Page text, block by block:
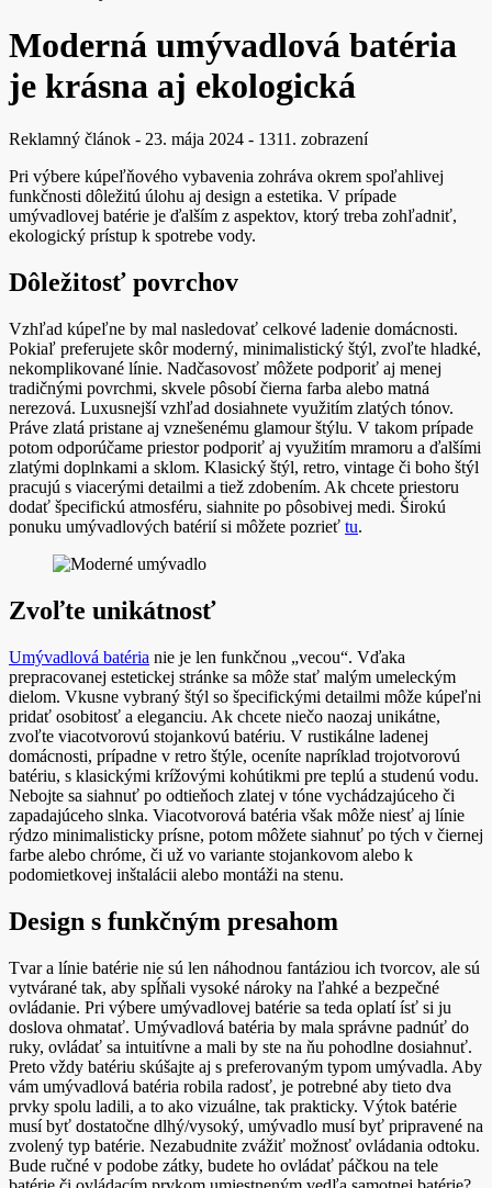
Moderná umývadlová batéria
je krásna aj ekologická
Reklamný článok - 23. mája 2024 - 1311. zobrazení
Pri výbere kúpeľňového vybavenia zohráva okrem spoľahlivej
funkčnosti dôležitú úlohu aj design a estetika. V prípade
umývadlovej batérie je ďalším z aspektov, ktorý treba zohľadniť,
ekologický prístup k spotrebe vody.
Dôležitosť povrchov
Vzhľad kúpeľne by mal nasledovať celkové ladenie domácnosti.
Pokiaľ preferujete skôr moderný, minimalistický štýl, zvoľte hladké,
nekomplikované línie. Nadčasovosť môžete podporiť aj menej
tradičnými povrchmi, skvele pôsobí čierna farba alebo matná
nerezová. Luxusnejší vzhľad dosiahnete využitím zlatých tónov.
Práve zlatá pristane aj vznešenému glamour štýlu. V takom prípade
potom odporúčame priestor podporiť aj využitím mramoru a ďalšími
zlatými doplnkami a sklom. Klasický štýl, retro, vintage či boho štýl
pracujú s viacerými detailmi a tiež zdobením. Ak chcete priestoru
dodať špecifickú atmosféru, siahnite po pôsobivej medi. Širokú
ponuku umývadlových batérií si môžete pozrieť tu.
Zvoľte unikátnosť
Umývadlová batéria nie je len funkčnou „vecou“. Vďaka
prepracovanej estetickej stránke sa môže stať malým umeleckým
dielom. Vkusne vybraný štýl so špecifickými detailmi môže kúpeľni
pridať osobitosť a eleganciu. Ak chcete niečo naozaj unikátne,
zvoľte viacotvorovú stojankovú batériu. V rustikálne ladenej
domácnosti, prípadne v retro štýle, oceníte napríklad trojotvorovú
batériu, s klasickými krížovými kohútikmi pre teplú a studenú vodu.
Nebojte sa siahnuť po odtieňoch zlatej v tóne vychádzajúceho či
zapadajúceho slnka. Viacotvorová batéria však môže niesť aj línie
rýdzo minimalisticky prísne, potom môžete siahnuť po tých v čiernej
farbe alebo chróme, či už vo variante stojankovom alebo k
podomietkovej inštalácii alebo montáži na stenu.
Design s funkčným presahom
Tvar a línie batérie nie sú len náhodnou fantáziou ich tvorcov, ale sú
vytvárané tak, aby spĺňali vysoké nároky na ľahké a bezpečné
ovládanie. Pri výbere umývadlovej batérie sa teda oplatí ísť si ju
doslova ohmatať. Umývadlová batéria by mala správne padnúť do
ruky, ovládať sa intuitívne a mali by ste na ňu pohodlne dosiahnuť.
Preto vždy batériu skúšajte aj s preferovaným typom umývadla. Aby
vám umývadlová batéria robila radosť, je potrebné aby tieto dva
prvky spolu ladili, a to ako vizuálne, tak prakticky. Výtok batérie
musí byť dostatočne dlhý/vysoký, umývadlo musí byť pripravené na
zvolený typ batérie. Nezabudnite zvážiť možnosť ovládania odtoku.
Bude ručné v podobe zátky, budete ho ovládať páčkou na tele